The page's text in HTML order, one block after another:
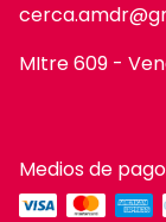
MItre 609 -
Medios de pago